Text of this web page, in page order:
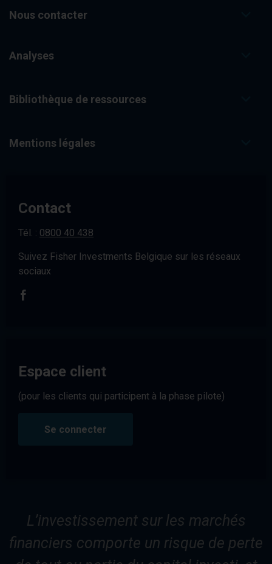
Nous contacter
Analyses
Bibliothèque de ressources
Mentions légales
Contact
Tél. : 0800 40 438
Suivez Fisher Investments Belgique sur les réseaux
sociaux
Espace client
(pour les clients qui participent à la phase pilote)
Se connecter
L’investissement sur les marchés
financiers comporte un risque de perte